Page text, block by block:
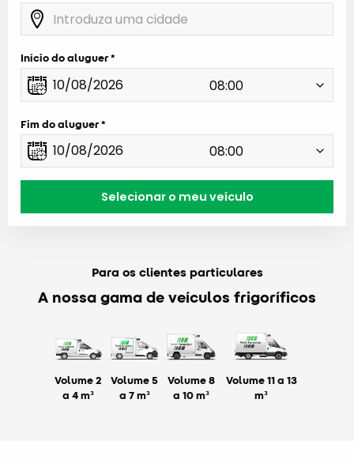
Início do aluguer
Fim do aluguer
Para os clientes particulares
A nossa gama de veículos frigoríficos
Volume 2
a 4 m³
Volume 5
a 7 m³
Volume 8
a 10 m³
Volume 11 a 13
m³